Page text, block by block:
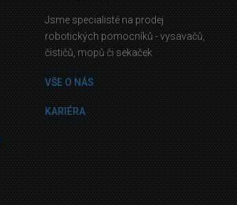
Jsme specialisté na prodej
robotických pomocníků - vysavačů,
čističů, mopů či sekaček
VŠE O NÁS
KARIÉRA